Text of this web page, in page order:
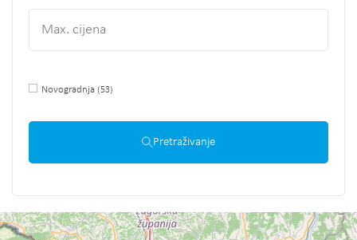
Novogradnja (53)
Pretraživanje